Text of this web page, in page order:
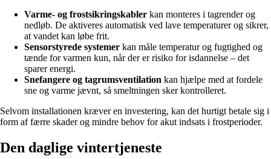
Varme- og frostsikringskabler kan monteres i tagrender og
nedløb. De aktiveres automatisk ved lave temperaturer og sikrer,
at vandet kan løbe frit.
Sensorstyrede systemer kan måle temperatur og fugtighed og
tænde for varmen kun, når der er risiko for isdannelse – det
sparer energi.
Snefangere og tagrumsventilation kan hjælpe med at fordele
sne og varme jævnt, så smeltningen sker kontrolleret.
Selvom installationen kræver en investering, kan det hurtigt betale sig i
form af færre skader og mindre behov for akut indsats i frostperioder.
Den daglige vintertjeneste